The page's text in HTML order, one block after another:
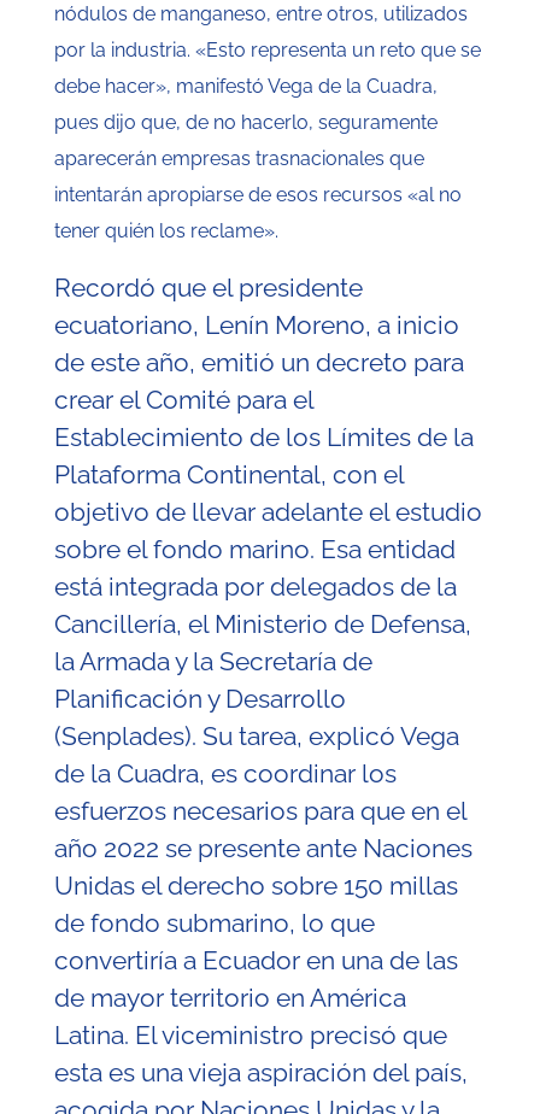
nódulos de manganeso, entre otros, utilizados
por la industria. «Esto representa un reto que se
debe hacer», manifestó Vega de la Cuadra,
pues dijo que, de no hacerlo, seguramente
aparecerán empresas trasnacionales que
intentarán apropiarse de esos recursos «al no
tener quién los reclame».
Recordó que el presidente
ecuatoriano, Lenín Moreno, a inicio
de este año, emitió un decreto para
crear el Comité para el
Establecimiento de los Límites de la
Plataforma Continental, con el
objetivo de llevar adelante el estudio
sobre el fondo marino. Esa entidad
está integrada por delegados de la
Cancillería, el Ministerio de Defensa,
la Armada y la Secretaría de
Planificación y Desarrollo
(Senplades). Su tarea, explicó Vega
de la Cuadra, es coordinar los
esfuerzos necesarios para que en el
año 2022 se presente ante Naciones
Unidas el derecho sobre 150 millas
de fondo submarino, lo que
convertiría a Ecuador en una de las
de mayor territorio en América
Latina. El viceministro precisó que
esta es una vieja aspiración del país,